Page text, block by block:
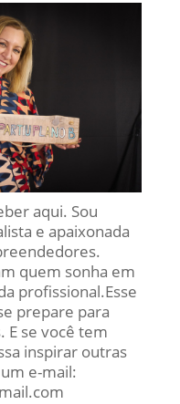
aqui. Sou
e apaixonada
quem sonha em
profissional.Esse
prepare para
E se você tem
inspirar outras
e-mail: